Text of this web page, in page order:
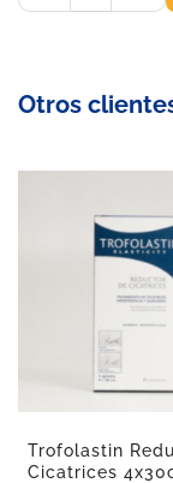
Otros
Trofolastin
Cicatrices